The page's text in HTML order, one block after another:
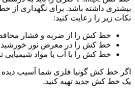
نکات زیر را رعایت کنید:
خط کش را از ضربه و فشار
خط کش را در معرض نور خورشید
خط کش را با آب یا مواد شیمیایی
اگر خط کش گونیا فلزی شما آسیب دیده
یک خط کش جدید تهیه کنید.